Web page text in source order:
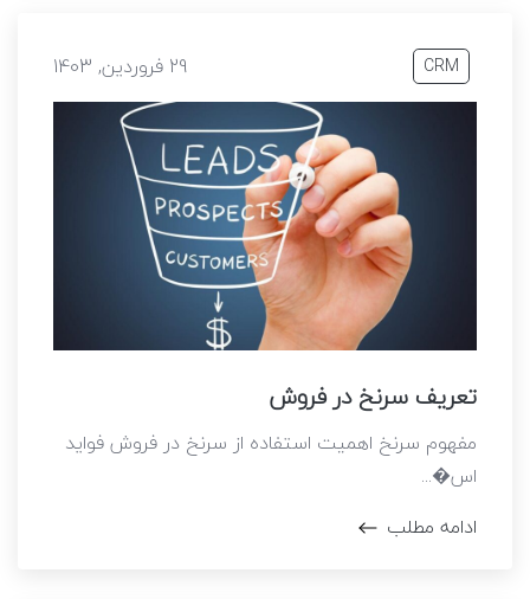
CRM 29 فروردین, 1403
تعریف سرنخ در فروش
مفهوم سرنخ اهمیت استفاده از سرنخ در فروش فواید
اس�...
ادامه مطلب